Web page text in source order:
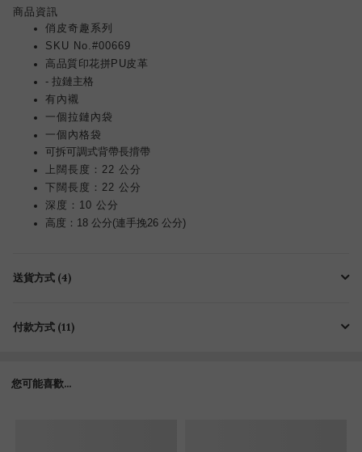
商品資訊
俏皮奇趣系列
SKU No.#00669
高品質印花拼PU皮革
- 拉鏈主格
有內襯
一個拉鏈內袋
一個內格袋
可拆可調式背帶長揹帶
上闊長度：22 公分
下闊長度：22 公分
深度：10 公分
高度：18 公分(連手挽26 公分)
送貨方式 (4)
付款方式 (11)
您可能喜歡...